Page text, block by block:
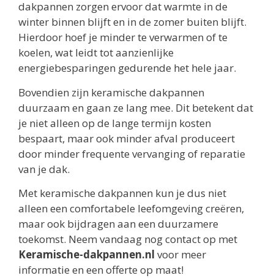
dakpannen zorgen ervoor dat warmte in de
winter binnen blijft en in de zomer buiten blijft.
Hierdoor hoef je minder te verwarmen of te
koelen, wat leidt tot aanzienlijke
energiebesparingen gedurende het hele jaar.
Bovendien zijn keramische dakpannen
duurzaam en gaan ze lang mee. Dit betekent dat
je niet alleen op de lange termijn kosten
bespaart, maar ook minder afval produceert
door minder frequente vervanging of reparatie
van je dak.
Met keramische dakpannen kun je dus niet
alleen een comfortabele leefomgeving creëren,
maar ook bijdragen aan een duurzamere
toekomst. Neem vandaag nog contact op met
Keramische-dakpannen.nl voor meer
informatie en een offerte op maat!